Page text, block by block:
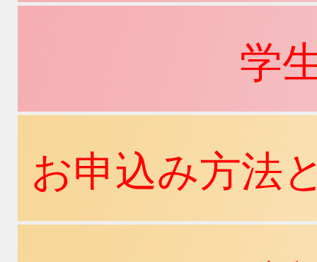
学
お申込み方法